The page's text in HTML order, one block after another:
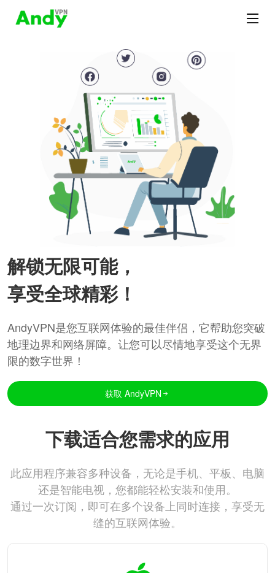
解锁无限可能，
享受全球精彩！
AndyVPN是您互联网体验的最佳伴侣，它帮助您突破
地理边界和网络屏障。让您可以尽情地享受这个无界
限的数字世界！
获取 AndyVPN
下载适合您需求的应用
此应用程序兼容多种设备，无论是手机、平板、电脑
还是智能电视，您都能轻松安装和使用。
通过一次订阅，即可在多个设备上同时连接，享受无
缝的互联网体验。